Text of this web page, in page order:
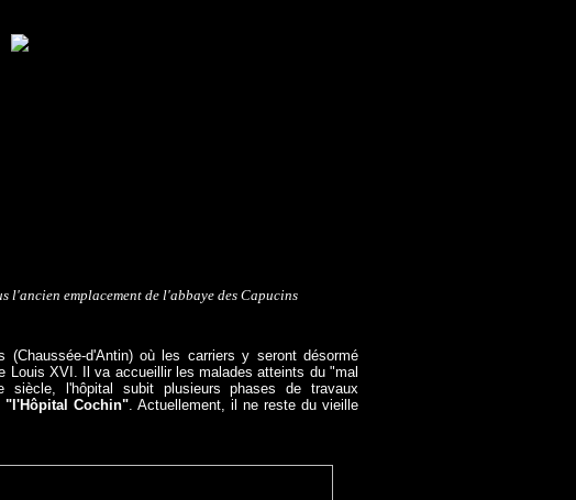
l'ancien emplacement de l'abbaye des Capucins
d'Antin) où les carriers y seront désormé
Louis XVI. Il va accueillir les malades atteints du "mal
siècle, l'hôpital subit plusieurs phases de travaux
"l'Hôpital Cochin". Actuellement, il ne reste du vieille